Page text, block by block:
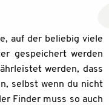
auf der beliebig viele
gespeichert werden
werden, dass
selbst wenn du nicht
Finder muss so auch